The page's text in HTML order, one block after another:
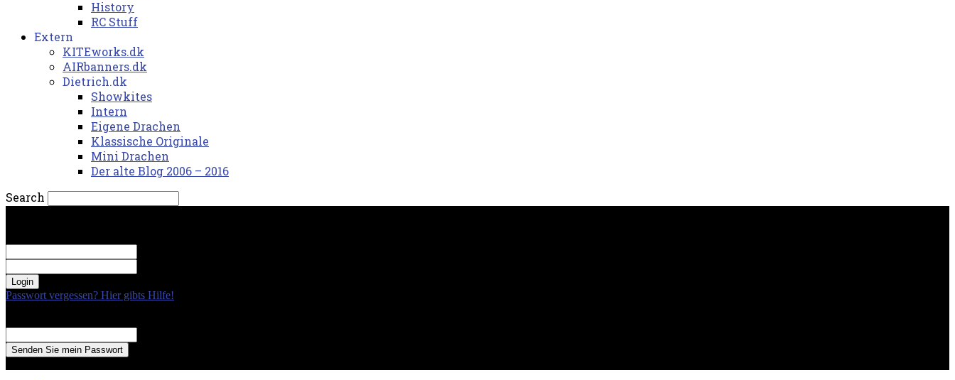
History
RC Stuff
Extern
KITEworks.dk
AIRbanners.dk
Dietrich.dk
Showkites
Intern
Eigene Drachen
Klassische Originale
Mini Drachen
Der alte Blog 2006 – 2016
Search
Passwort vergessen? Hier gibts Hilfe!